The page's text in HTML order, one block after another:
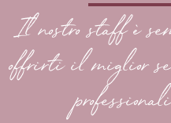
Il nostro staff è
offrirti il miglior